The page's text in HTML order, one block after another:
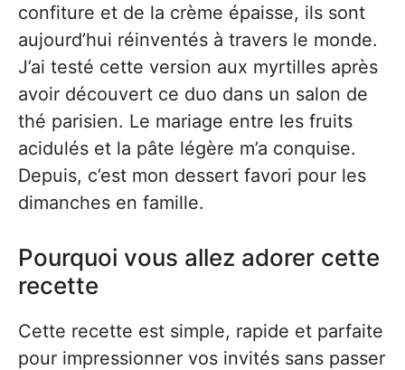
confiture et de la crème épaisse, ils sont
aujourd’hui réinventés à travers le monde.
J’ai testé cette version aux myrtilles après
avoir découvert ce duo dans un salon de
thé parisien. Le mariage entre les fruits
acidulés et la pâte légère m’a conquise.
Depuis, c’est mon dessert favori pour les
dimanches en famille.
Pourquoi vous allez adorer cette
recette
Cette recette est simple, rapide et parfaite
pour impressionner vos invités sans passer